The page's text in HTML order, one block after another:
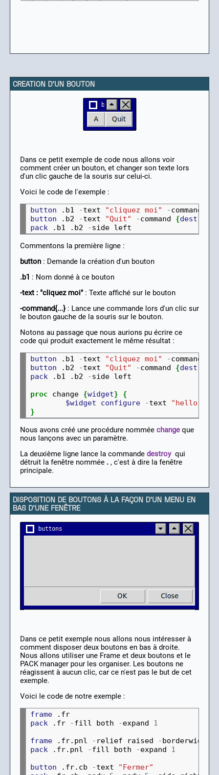
CREATION D'UN BOUTON
Dans ce petit exemple de code nous allons voir
comment créer un bouton, et changer son texte lors
d'un clic gauche de la souris sur celui-ci.
Voici le code de l'exemple :
button .b1 -text "cliquez moi" -command
button .b2 -text "Quit" -command {destroy
pack .b1 .b2 -
Commentons la première ligne :
button : Demande la création d'un bouton
.b1 : Nom donné à ce bouton
-text : "cliquez moi" : Texte affiché sur le bouton
-command{...}: Lance une commande lors d'un clic sur
le bouton gauche de la souris sur le bouton.
Notons au passage que nous aurions pu écrire ce
code qui produit exactement le même résultat :
button .b1 -text "cliquez moi" -command
button .b2 -text "Quit" -command {destroy
pack .b1 .b2 -side left
proc change {widget}
{
$widget
configure -text
"hello"
}
Nous avons créé une procédure nommée change que
nous lançons avec un paramètre.
La deuxième ligne lance la commande destroyqui
détruit la fenêtre nommée . , c'est à dire la fenêtre
principale.
DISPOSITION DE BOUTONS À LA FAÇON D'UN MENU EN
BAS D'UNE FENÊTRE
Dans ce petit exemple nous allons nous intéresser à
comment disposer deux boutons en bas à droite.
Nous allons utiliser une Frame et deux boutons et le
PACK manager pour les organiser. Les boutons ne
réagissent à aucun clic, car ce n'est pas le but de cet
exemple.
Voici le code de notre exemple :
frame
pack .fr -fill both -expand 1
frame .fr.pnl - relief raised - borderwidth
pack .fr.pnl -fill both -expand 1
button .fr.cb -text
"Fermer"